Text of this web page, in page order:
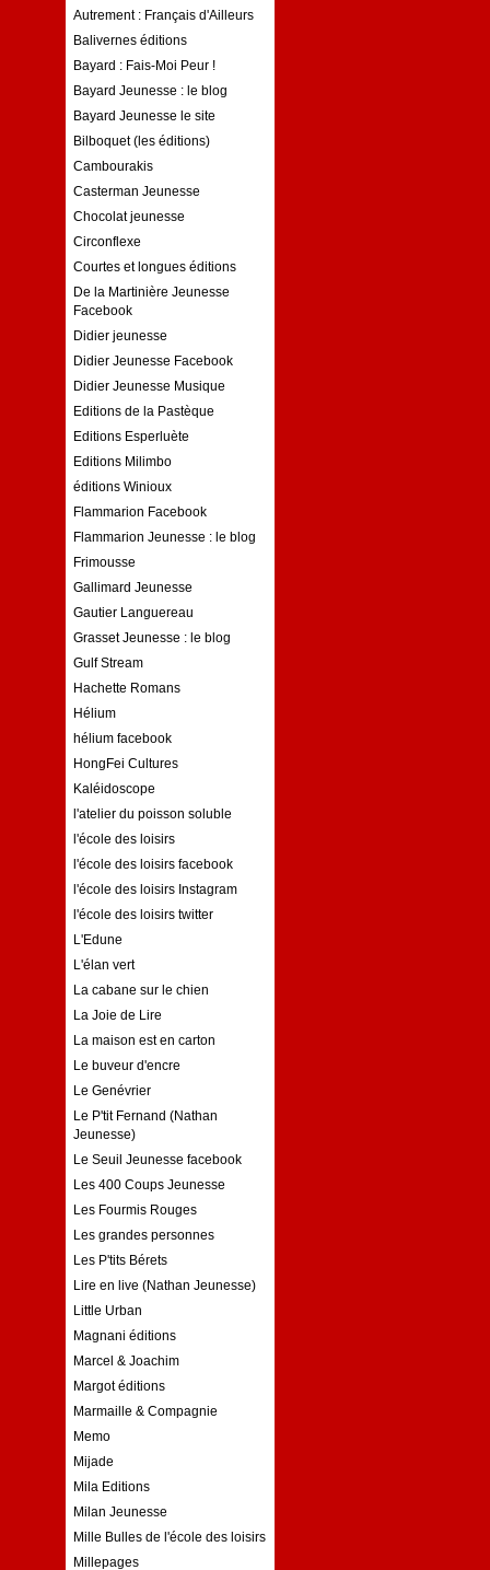
Autrement : Français d'Ailleurs
Balivernes éditions
Bayard : Fais-Moi Peur !
Bayard Jeunesse : le blog
Bayard Jeunesse le site
Bilboquet (les éditions)
Cambourakis
Casterman Jeunesse
Chocolat jeunesse
Circonflexe
Courtes et longues éditions
De la Martinière Jeunesse
Facebook
Didier jeunesse
Didier Jeunesse Facebook
Didier Jeunesse Musique
Editions de la Pastèque
Editions Esperluète
Editions Milimbo
éditions Winioux
Flammarion Facebook
Flammarion Jeunesse : le blog
Frimousse
Gallimard Jeunesse
Gautier Languereau
Grasset Jeunesse : le blog
Gulf Stream
Hachette Romans
Hélium
hélium facebook
HongFei Cultures
Kaléidoscope
l'atelier du poisson soluble
l'école des loisirs
l'école des loisirs facebook
l'école des loisirs Instagram
l'école des loisirs twitter
L'Edune
L'élan vert
La cabane sur le chien
La Joie de Lire
La maison est en carton
Le buveur d'encre
Le Genévrier
Le P'tit Fernand (Nathan
Jeunesse)
Le Seuil Jeunesse facebook
Les 400 Coups Jeunesse
Les Fourmis Rouges
Les grandes personnes
Les P'tits Bérets
Lire en live (Nathan Jeunesse)
Little Urban
Magnani éditions
Marcel & Joachim
Margot éditions
Marmaille & Compagnie
Memo
Mijade
Mila Editions
Milan Jeunesse
Mille Bulles de l'école des loisirs
Millepages